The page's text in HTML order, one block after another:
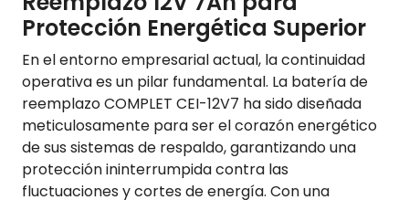
Protección Energética Superior
En el entorno empresarial actual, la continuidad
operativa es un pilar fundamental. La batería de
reemplazo COMPLET CEI-12V7 ha sido diseñada
meticulosamente para ser el corazón energético
de sus sistemas de respaldo, garantizando una
protección ininterrumpida contra las
fluctuaciones y cortes de energía. Con una